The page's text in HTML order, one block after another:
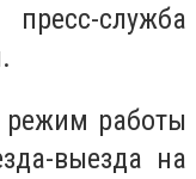
служба
режим работы
выезда на